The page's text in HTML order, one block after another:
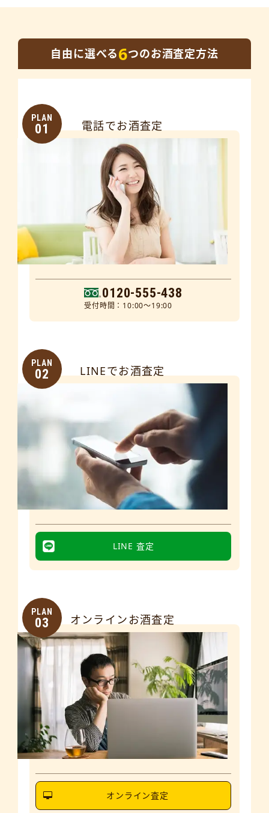
自由に選べる6つのお酒査定方法
PLAN
01 電話でお酒査定
0120-555-438
受付時間：10:00～19:00
PLAN
02 LINEでお酒査定
LINE 査定
PLAN
03 オンラインお酒査定
オンライン査定